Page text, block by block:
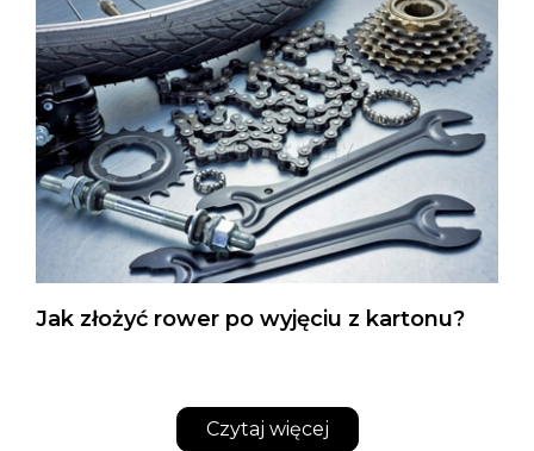
Jak złożyć rower po wyjęciu z kartonu?
Czytaj więcej